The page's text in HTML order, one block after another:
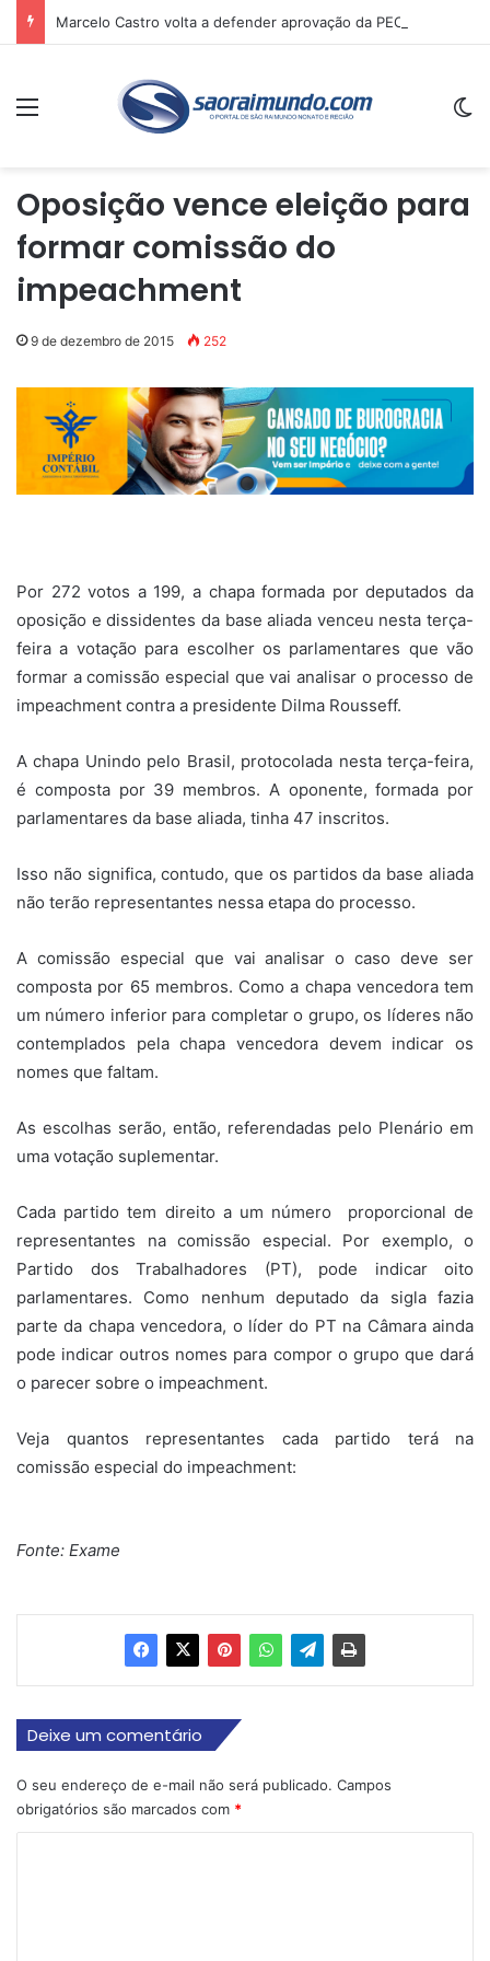
Menu
Oposição vence eleição para
formar comissão do
impeachment
9 de dezembro de 2015 252
Por 272 votos a 199, a chapa formada por deputados da
oposição e dissidentes da base aliada venceu nesta terça-
feira a votação para escolher os parlamentares que vão
formar a comissão especial que vai analisar o processo de
impeachment contra a presidente Dilma Rousseff.
A chapa Unindo pelo Brasil, protocolada nesta terça-feira,
é composta por 39 membros. A oponente, formada por
parlamentares da base aliada, tinha 47 inscritos.
Isso não significa, contudo, que os partidos da base aliada
não terão representantes nessa etapa do processo.
A comissão especial que vai analisar o caso deve ser
composta por 65 membros. Como a chapa vencedora tem
um número inferior para completar o grupo, os líderes não
contemplados pela chapa vencedora devem indicar os
nomes que faltam.
As escolhas serão, então, referendadas pelo Plenário em
uma votação suplementar.
Cada partido tem direito a um número proporcional de
representantes na comissão especial. Por exemplo, o
Partido dos Trabalhadores (PT), pode indicar oito
parlamentares. Como nenhum deputado da sigla fazia
parte da chapa vencedora, o líder do PT na Câmara ainda
pode indicar outros nomes para compor o grupo que dará
o parecer sobre o impeachment.
Veja quantos representantes cada partido terá na
comissão especial do impeachment:
Fonte: Exame
Deixe um comentário
O seu endereço de e-mail não será publicado. Campos
obrigatórios são marcados com *